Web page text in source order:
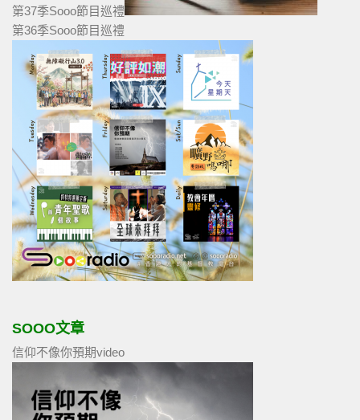
第37季Sooo節目巡禮
第36季Sooo節目巡禮
SOOO文章
信仰不像你預期video